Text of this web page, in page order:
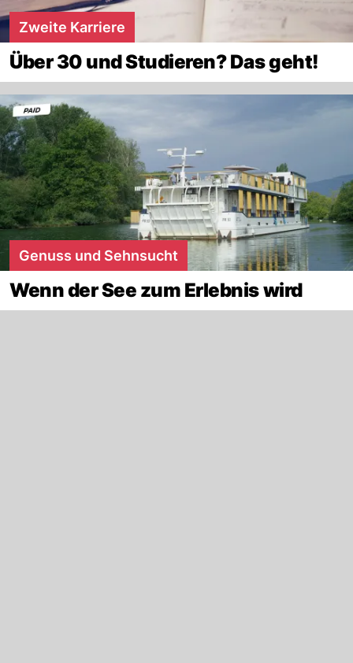
Zweite Karriere
Über 30 und Studieren? Das geht!
Genuss und Sehnsucht
Wenn der See zum Erlebnis wird